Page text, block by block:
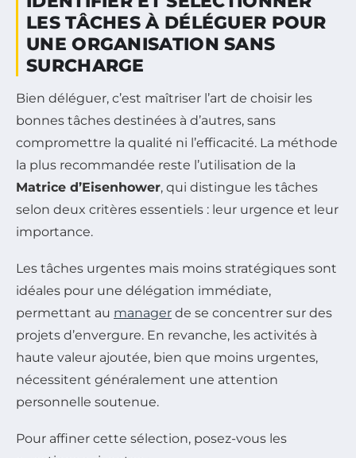
LES TÂCHES À DÉLÉGUER POUR
UNE ORGANISATION SANS
SURCHARGE
Bien déléguer, c’est maîtriser l’art de choisir les
bonnes tâches destinées à d’autres, sans
compromettre la qualité ni l’efficacité. La méthode
la plus recommandée reste l’utilisation de la
Matrice d’Eisenhower, qui distingue les tâches
selon deux critères essentiels : leur urgence et leur
importance.
Les tâches urgentes mais moins stratégiques sont
idéales pour une délégation immédiate,
permettant au manager de se concentrer sur des
projets d’envergure. En revanche, les activités à
haute valeur ajoutée, bien que moins urgentes,
nécessitent généralement une attention
personnelle soutenue.
Pour affiner cette sélection, posez-vous les